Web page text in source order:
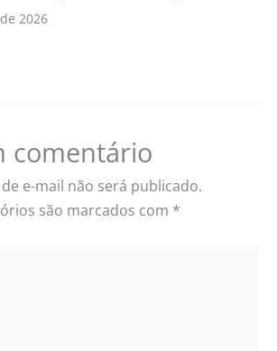
2026
comentário
e-mail não será publicado.
são marcados com *